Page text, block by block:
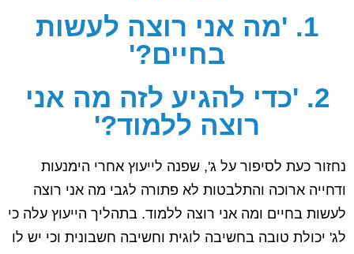
1. 'מה אני רוצה לעשות
בחיים?'
2. 'כדי להגיע לזה מה אני
רוצה ללמוד?'
נחזור כעת לסיפור על ג', שפנה לייעוץ אחרי הימנעות
ודחייה ארוכה והתלבטות לא פתורה לגבי מה אני רוצה
לעשות בחיים ומה אני רוצה ללמוד. בתהליך הייעוץ עלה כי
לג' יכולת טובה בחשיבה לוגית וחשיבה חשבונית וכי יש לו